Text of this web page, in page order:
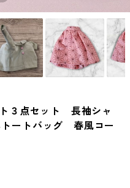
３点セット 長袖シャ
トートバッグ 春風コー